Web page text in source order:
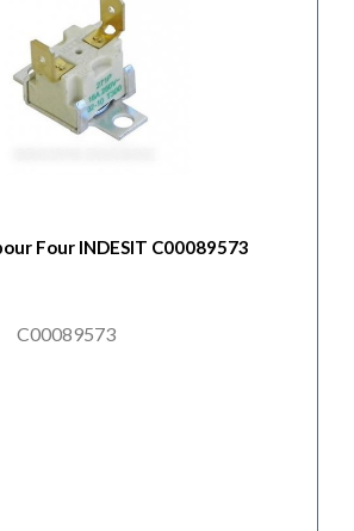
Four INDESIT C00089573
C00089573